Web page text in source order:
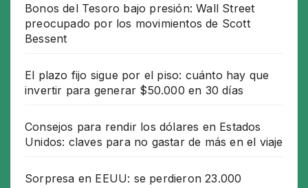
Bonos del Tesoro bajo presión: Wall Street
preocupado por los movimientos de Scott
Bessent
El plazo fijo sigue por el piso: cuánto hay que
invertir para generar $50.000 en 30 días
Consejos para rendir los dólares en Estados
Unidos: claves para no gastar de más en el viaje
Sorpresa en EEUU: se perdieron 23.000